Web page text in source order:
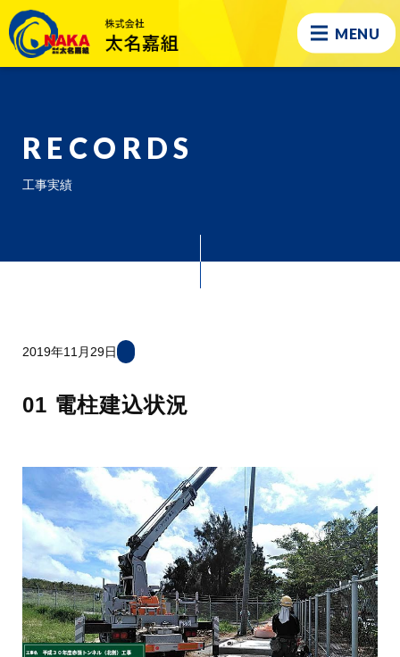
MENU
RECORDS
工事実績
2019年11月29日
01 電柱建込状況